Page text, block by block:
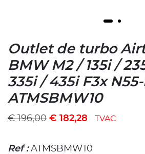
Outlet de turbo
BMW M2 / 135i /
335i / 435i F3x
ATMSBMW10
€196,00 € 182,28 TVAC
Ref :ATMSBMW10